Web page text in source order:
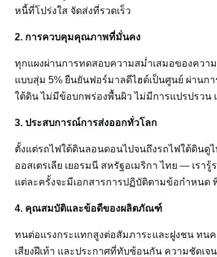
หนี้ที่โปร่งใส จัดส่งที่รวดเร็ว
2. การควบคุมคุณภาพที่มั่นคง
ทุกแผงผ่านการทดสอบความสม่ำเสมอของคว
แบบสุ่ม 5% ยืนยันฟอร์มาลดีไฮด์เป็นศูนย์ ผ่าน
ใต้ดิน ไม่มีข้อบกพร่องพื้นผิว ไม่มีการแปรปรวน
3. ประสบการณ์การส่งออกทั่วโลก
ตั้งแต่รถไฟใต้ดินลอนดอนไปจนถึงรถไฟใต้ดินดู
ออสเตรเลีย เยอรมนี สหรัฐอเมริกา ไทย — เร
แต่ละครั้งจะมีเอกสารการปฏิบัติตามข้อกำหนด
4. คุณสมบัติและข้อดีของผลิตภัณฑ์
ทนต่อแรงกระแทกสูงต่อสัมภาระและฝูงชน ทน
เสียงฝีเท้า และประกาศที่ทับซ้อนกัน ความชัดเ